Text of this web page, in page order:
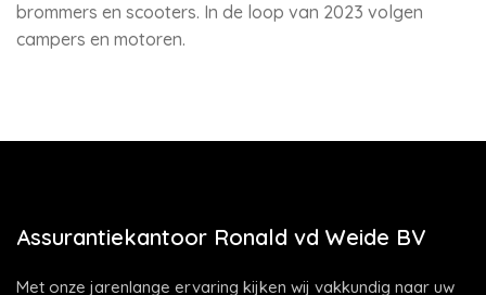
brommers en scooters. In de loop van 2023 volgen
campers en motoren.
Assurantiekantoor Ronald vd Weide BV
Met onze jarenlange ervaring kijken wij vakkundig naar uw